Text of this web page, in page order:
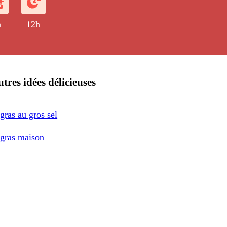
liquide.
12h
idées délicieuses
au gros sel
maison